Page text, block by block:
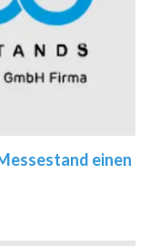
einen